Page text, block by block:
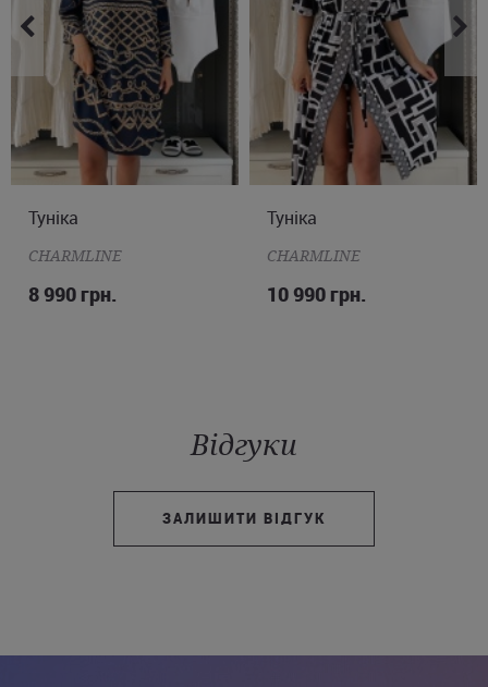
Туніка
CHARMLINE
8 990 грн.
Туніка
CHARMLINE
10 990 грн.
Відгуки
ЗАЛИШИТИ ВІДГУК